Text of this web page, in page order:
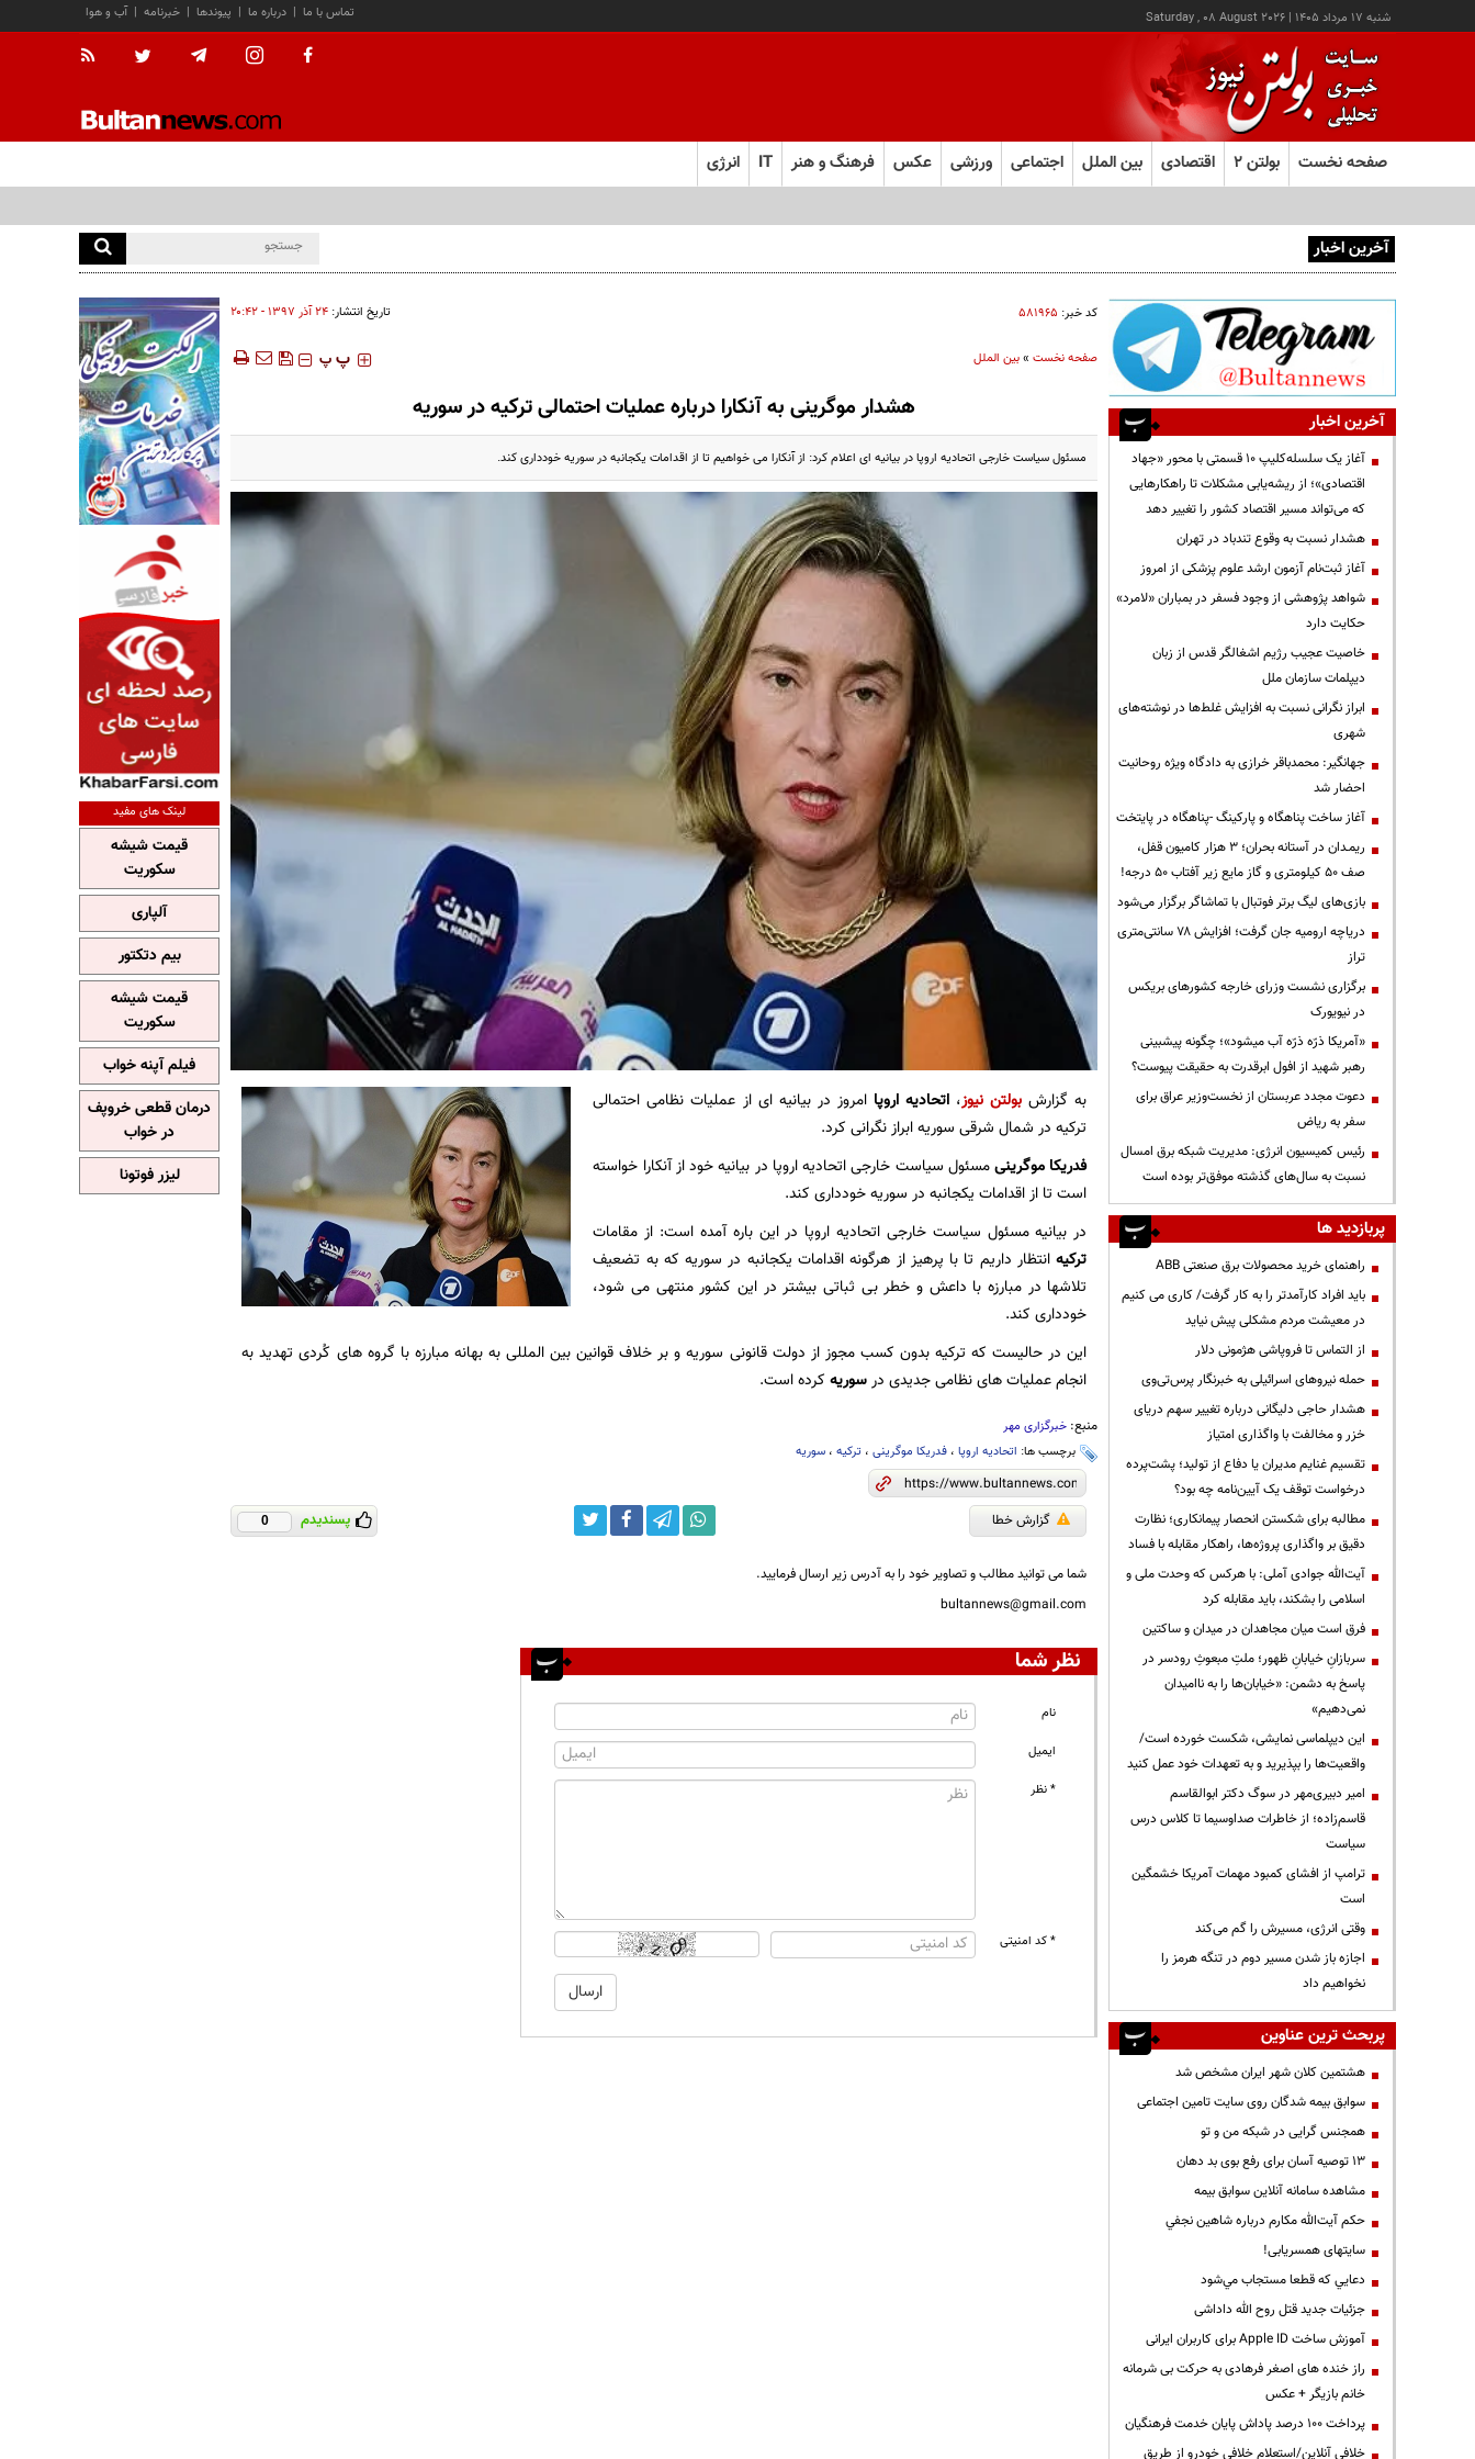
شنبه ۱۷ مرداد ۱۴۰۵ |
Saturday , 08 August 2026 آب و هوا | خبرنامه | پیوندها | درباره ما | تماس با ما
صفحه نخست بولتن ۲ اقتصادی بین الملل اجتماعی ورزشی عکس فرهنگ و هنر IT انرژی
آخرین اخبار
کد خبر: ۵۸۱۹۶۵ تاریخ انتشار: ۲۴ آذر ۱۳۹۷ - ۲۰:۴۲
صفحه نخست»بین الملل ‍‍‍ پ پ
هشدار موگرینی به آنکارا درباره عملیات احتمالی ترکیه در سوریه
مسئول سیاست خارجی اتحادیه اروپا در بیانیه ای اعلام کرد: از آنکارا می خواهیم تا از اقدامات یکجانبه در سوریه خودداری کند.
به گزارش بولتن نیوز، اتحادیه اروپا امروز در بیانیه ای از عملیات نظامی احتمالی
ترکیه در شمال شرقی سوریه ابراز نگرانی کرد.
فدریکا موگرینیمسئول سیاست خارجی اتحادیه اروپا در بیانیه خود از آنکارا خواسته
است تا از اقدامات یکجانبه در سوریه خودداری کند.
در بیانیه مسئول سیاست خارجی اتحادیه اروپا در این باره آمده است: از مقامات
ترکیهانتظار داریم تا با پرهیز از هرگونه اقدامات یکجانبه در سوریه که به تضعیف
تلاشها در مبارزه با داعش و خطر بی ثباتی بیشتر در این کشور منتهی می شود،
خودداری کند.
این در حالیست که ترکیه بدون کسب مجوز از دولت قانونی سوریه و بر خلاف قوانین بین المللی به بهانه مبارزه با گروه های کُردی تهدید به
انجام عملیات های نظامی جدیدی درسوریهکرده است.
منبع: خبرگزاری مهر
برچسب ها: اتحادیه اروپا، فدریکا موگرینی، ترکیه، سوریه
گزارش خطا پسندیدم 0
شما می توانید مطالب و تصاویر خود را به آدرس زیر ارسال فرمایید.
bultannews@gmail.com
نظر شما
نام
ایمیل
* نظر
* کد امنیتی
آخرین اخبار
آغاز یک سلسله‌کلیپ ۱۰ قسمتی با محور «جهاد
اقتصادی»؛ از ریشه‌یابی مشکلات تا راهکارهایی
که می‌تواند مسیر اقتصاد کشور را تغییر دهد
هشدار نسبت به وقوع تندباد در تهران
آغاز ثبت‌نام آزمون ارشد علوم پزشکی از امروز
شواهد پژوهشی از وجود فسفر در بمباران «لامرد»
حکایت دارد
خاصیت عجیب رژیم اشغالگر قدس از زبان
دیپلمات سازمان ملل
ابراز نگرانی نسبت به افزایش غلط‌ها در نوشته‌های
شهری
جهانگیر: محمدباقر خرازی به دادگاه ویژه روحانیت
احضار شد
آغاز ساخت پناهگاه و پارکینگ -پناهگاه در پایتخت
ریمـدان در آستانه بحران؛ ۳ هزار کامیون قفل،
صف ۵۰ کیلومتری و گاز مایع زیر آفتاب ۵۰ درجه!
بازی‌های لیگ برتر فوتبال با تماشاگر برگزار می‌شود
دریاچه ارومیه جان گرفت؛ افزایش ۷۸ سانتی‌متری
تراز
برگزاری نشست وزرای خارجه کشورهای بریکس
در نیویورک
«آمریکا ذرّه ذرّه آب میشود»؛ چگونه پیشبینی
رهبر شهید از افول ابرقدرت به حقیقت پیوست؟
دعوت مجدد عربستان از نخست‌وزیر عراق برای
سفر به ریاض
رئیس کمیسیون انرژی: مدیریت شبکه برق امسال
نسبت به سال‌های گذشته موفق‌تر بوده است
پربازدید ها
راهنمای خرید محصولات برق صنعتی ABB
باید افراد کارآمدتر را به کار گرفت/ کاری می کنیم
در معیشت مردم مشکلی پیش نیاید
از التماس تا فروپاشی هژمونی دلار
حمله نیروهای اسرائیلی به خبرنگار پرس‌تی‌وی
هشدار حاجی دلیگانی درباره تغییر سهم دریای
خزر و مخالفت با واگذاری امتیاز
تقسیم غنایم مدیران یا دفاع از تولید؛ پشت‌پرده
درخواست توقف یک آیین‌نامه چه بود؟
مطالبه برای شکستن انحصار پیمانکاری؛ نظارت
دقیق بر واگذاری پروژه‌ها، راهکار مقابله با فساد
آیت‌الله جوادی آملی: با هرکس که وحدت ملی و
اسلامی را بشکند، باید مقابله کرد
فرق است میان مجاهدان در میدان و ساکتین
سربازانِ خیابانِ ظهور؛ ملتِ مبعوثِ رودسر در
پاسخ به دشمن: «خیابان‌ها را به ناامیدان
نمی‌دهیم»
این دیپلماسی نمایشی، شکست خورده است/
واقعیت‌ها را بپذیرید و به تعهدات خود عمل کنید
امیر دبیری‌مهر در سوگ دکتر ابوالقاسم
قاسم‌زاده؛ از خاطرات صداوسیما تا کلاس درس
سیاست
ترامپ از افشای کمبود مهمات آمریکا خشمگین
است
وقتی انرژی، مسیرش را گم می‌کند
اجازه باز شدن مسیر دوم در تنگه هرمز را
نخواهیم داد
پربحث ترین عناوین
هشتمین کلان شهر ایران مشخص شد
سوابق بیمه شدگان روی سایت تامین اجتماعی
همجنس گرایی در شبکه من و تو
13 توصیه آسان برای رفع بوی بد دهان
مشاهده سامانه آنلاين سوابق بیمه
حكم آيت‌الله مكارم درباره شاهين نجفي
سایتهای همسریابی!
دعايي كه قطعا مستجاب مي‌شود
جزئیات جدید قتل روح الله داداشی
آموزش ساخت Apple ID برای کاربران ایرانی
راز خنده های اصغر فرهادی به حرکت بی شرمانه
خانم بازیگر + عکس
پرداخت ۱۰۰ درصد پاداش پایان خدمت فرهنگیان
خلافی آنلاین/استعلام خلافی خودرو از طریق
لینک های مفید
قیمت شیشه
سکوریت
آلپاری
بیم دتکتور
قیمت شیشه
سکوریت
فیلم آپنه خواب
درمان قطعی خروپف
در خواب
لیزر فوتونا